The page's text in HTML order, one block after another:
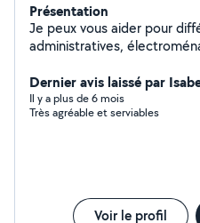
Présentation
Je peux vous aider pour
administratives,
Dernier avis laissé par
Il y a plus de 6 mois
Très agréable et serviables
Voir le profil